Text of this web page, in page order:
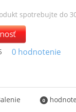
spotrebujte do
0 hodnotenie
0